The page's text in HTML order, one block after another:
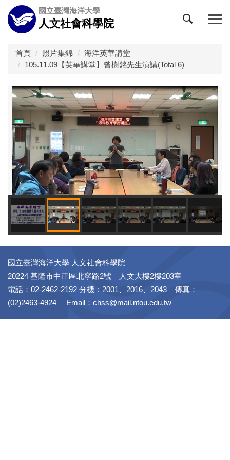
跳
到
主
國立臺灣海洋大學
人文社會科學院
首頁 照片集錦
海洋英華講堂
105.11.09【英華講堂】曾樹銘先生演講(Total 6)
國立臺灣海洋大學 人文社會科學院
20224 基隆市中正區北寧路2號 人文大樓2樓203室
電話：02-2462-2192 分機：2001、2016、2043 傳真：
(02)2463-4924 Email：chss@mail.ntou.edu.tw